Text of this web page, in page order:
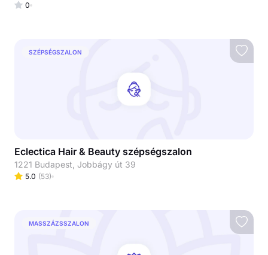
0
SZÉPSÉGSZALON
Eclectica Hair & Beauty szépségszalon
1221 Budapest, Jobbágy út 39
5.0 (53)
MASSZÁZSSZALON